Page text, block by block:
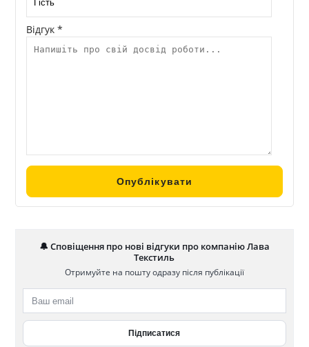
Відгук *
🔔 Сповіщення про нові відгуки про компанію Лава
Текстиль
Отримуйте на пошту одразу після публікації